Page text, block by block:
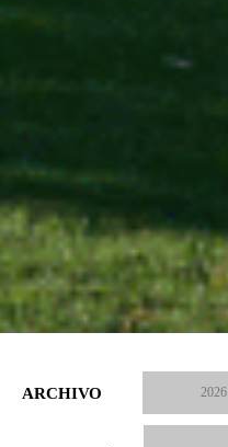
ARCHIVO 2026